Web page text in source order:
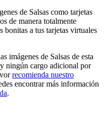
de Salsas como tarjetas
de manera totalmente
bonitas a tus tarjetas virtuales
imágenes de Salsas de esta
ningún cargo adicional por
recomienda nuestro
encontrar más información
.